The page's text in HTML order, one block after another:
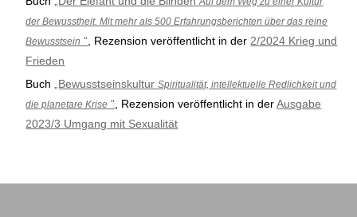
der Bewusstheit. Mit mehr als 500 Erfahrungsberichten über das reine
Bewusstsein “ , Rezension veröffentlicht in der 2/2024 Krieg und
Frieden
Buch
„BewusstseinskulturSpiritualität, intellektuelle Redlichkeit und
die planetare Krise “ , Rezension veröffentlicht in derAusgabe
2023/3 Umgang mit Sexualität